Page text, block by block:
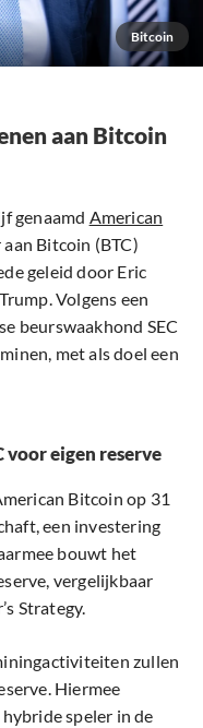
Bitcoin
aan Bitcoin
genaamd American
Bitcoin (BTC)
geleid door Eric
Volgens een
beurswaakhond SEC
met als doel een
eigen reserve
Bitcoin op 31
een investering
bouwt het
vergelijkbaar
Strategy.
zullen
Hiermee
speler in de